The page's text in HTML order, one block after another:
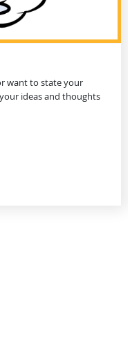
want to state your
ideas and thoughts